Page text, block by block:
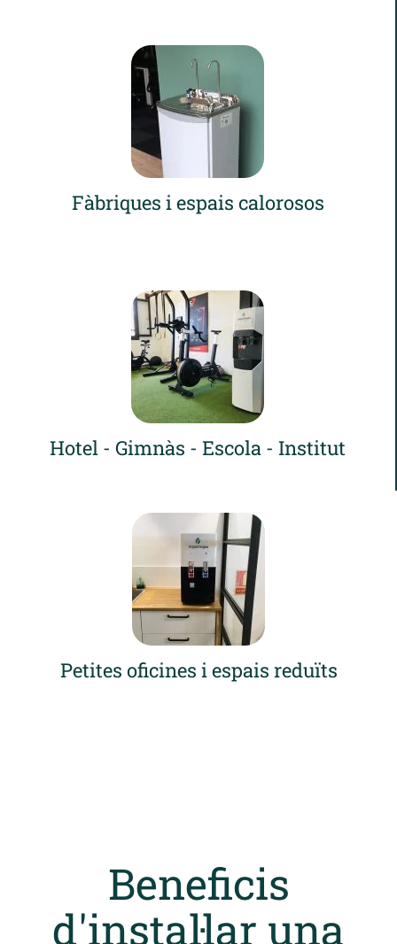
Fàbriques i espais calorosos
Hotel - Gimnàs - Escola - Institut
Petites oficines i espais reduïts
Beneficis
d'instal·lar una